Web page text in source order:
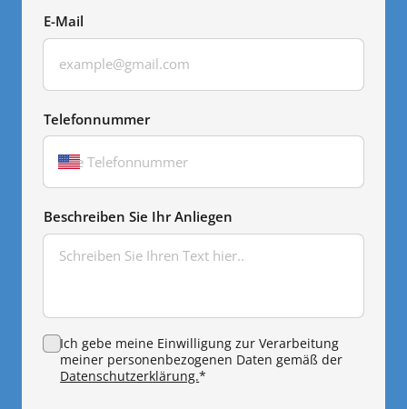
E-Mail
Telefonnummer
Beschreiben Sie Ihr Anliegen
Ich gebe meine Einwilligung zur Verarbeitung
meiner personenbezogenen Daten gemäß der
Datenschutzerklärung.(opens in new tab)
*